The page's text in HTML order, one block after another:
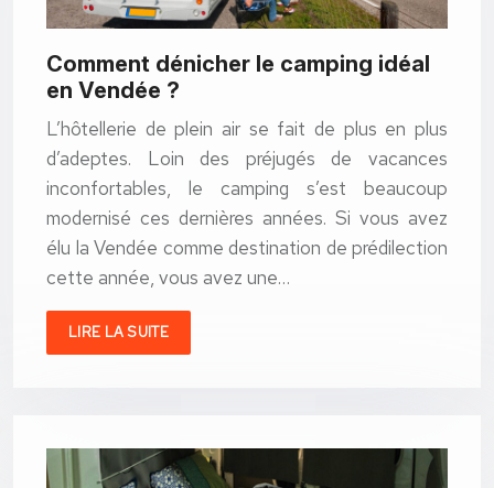
Comment dénicher le camping idéal
en Vendée ?
L’hôtellerie de plein air se fait de plus en plus
d’adeptes. Loin des préjugés de vacances
inconfortables, le camping s’est beaucoup
modernisé ces dernières années. Si vous avez
élu la Vendée comme destination de prédilection
cette année, vous avez une…
LIRE LA SUITE